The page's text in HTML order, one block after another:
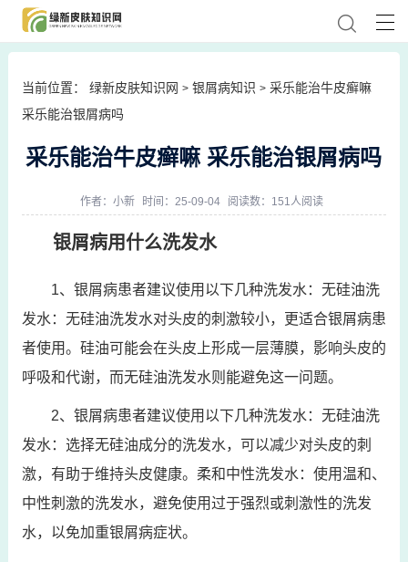
当前位置： 绿新皮肤知识网 > 银屑病知识 > 采乐能治牛皮癣嘛
采乐能治银屑病吗
采乐能治牛皮癣嘛 采乐能治银屑病吗
作者： 小新 时间：25-09-04 阅读数：151人阅读
银屑病用什么洗发水
1、银屑病患者建议使用以下几种洗发水：无硅油洗
发水：无硅油洗发水对头皮的刺激较小，更适合银屑病患
者使用。硅油可能会在头皮上形成一层薄膜，影响头皮的
呼吸和代谢，而无硅油洗发水则能避免这一问题。
2、银屑病患者建议使用以下几种洗发水：无硅油洗
发水：选择无硅油成分的洗发水，可以减少对头皮的刺
激，有助于维持头皮健康。柔和中性洗发水：使用温和、
中性刺激的洗发水，避免使用过于强烈或刺激性的洗发
水，以免加重银屑病症状。